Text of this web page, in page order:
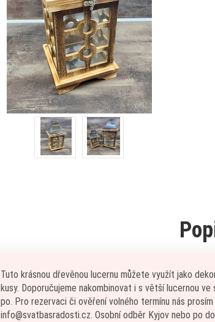
Tuto krásnou dřevěnou lucernu můžete využít jako
kusy. Doporučujeme nakombinovat i s větší lucernou
po. Pro rezervaci či ověření volného termínu nás
info@svatbasradosti.cz. Osobní odběr Kyjov nebo po